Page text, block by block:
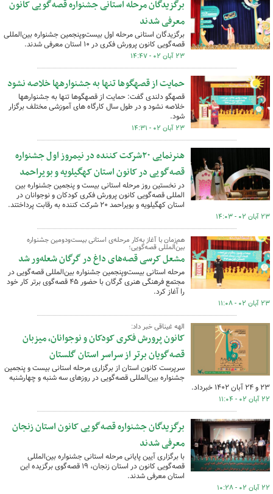
برگزیدگان مرحله استانی جشنواره قصه‌گویی کانون
معرفی شدند
برگزیدگان استانی مرحله اول بیست‌وپنجمین جشنواره بین‌المللی
‌قصه‌گویی کانون پرورش فکری در ۱۰ استان معرفی شدند.
۲۳ آبان ۰۲ - ۱۴:۴۷
حمایت از قصه‎گوها تنها به جشنواره‎ها خلاصه نشود
قصه‎گو دلندی گفت: حمایت از قصه‎گوها تنها به جشنواره‎ها
خلاصه نشود و در طول سال کارگاه های آموزشی مختلف برگزار
شود.
۲۳ آبان ۰۲ - ۱۴:۳۱
هنرنمایی ۲۰شرکت کننده در نیمروز اول جشنواره
قصه‌گویی در کانون استان کهگیلویه و بویراحمد
در نخستین روز مرحله استانی بیست و پنجمین جشنواره بین
المللی قصه‌گویی کانون پرورش فکری کودکان و نوجوانان در
استان کهگیلویه و بویراحمد ۲۰ شرکت کننده به رقابت پرداختند.
۲۳ آبان ۰۲ - ۱۴:۰۳
هم‌زمان با آغاز به‌کار مرحله‌ی استانی بیست‌ودومین جشنواره
بین‌المللی قصه‌گویی؛
مشعل کرسی قصه‌های داغ در گرگان شعله‌ور شد
مرحله استانی بیست‌وپنجمین جشنواره بین‌المللی قصه‌گویی در
مجتمع فرهنگی هنری گرگان با حضور ۴۵ قصه‌گوی برتر کار خود
را آغاز کرد.
۲۳ آبان ۰۲ - ۱۱:۰۸
الهه غیناقی خبر داد:
کانون پرورش فکری کودکان و نوجوانان، میزبان
قصه‌گویان برتر از سراسر استان گلستان
سرپرست کانون استان از برگزاری مرحله استانی بیست‌ و پنجمین
جشنواره بین‌المللی قصه‌گویی در روزهای سه شنبه و چهارشنبه
۲۳ و ۲۴ آبان ۱۴۰۲ خبرداد.
۲۲ آبان ۰۲ - ۱۱:۰۴
برگزیدگان جشنواره قصه‌گویی کانون استان زنجان
معرفی شدند
با برگزاری آیین پایانی مرحله استانی جشنواره بین‌المللی
قصه‌گویی کانون در استان زنجان، ۱۹ قصه‌گوی برگزیده این
استان معرفی شدند.
۲۲ آبان ۰۲ - ۱۰:۲۸